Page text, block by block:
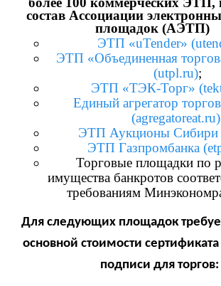
состав Ассоциации
площадок (АЭТП)
ЭТП «uTender»
ЭТП «Объединенная
(utpl.ru);
ЭТП «ТЭК-Торг»
Единый агрегатор
(agregatoreat.ru)
ЭТП Аукционы Сибири
ЭТП Газпромбанка
Торговые площадки по
имущества банкротов
требованиям
Для следующих площадок
основной стоимости
подписи для торгов: